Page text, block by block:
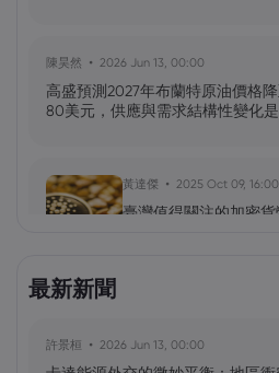
陳昊然 2026 Jun 13, 00:00
高盛預測2027年布蘭特原油價格
80美元，供應與需求結構性變化
黃達傑 2025 Oct 09, 16:00
臺灣值得關注的加密
NIO 股票預測：NIO 今
最新新聞
許景桓 2026 Jun 13, 00:00